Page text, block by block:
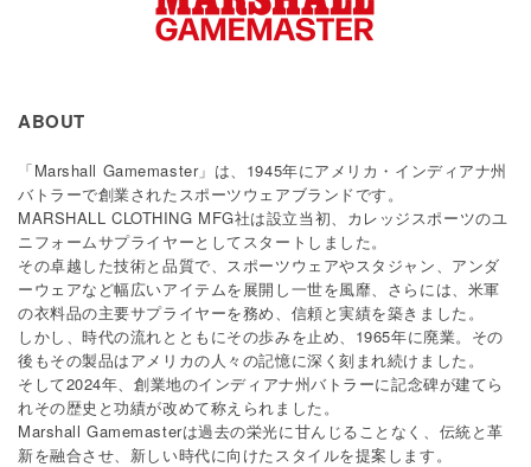
ABOUT
「Marshall Gamemaster」は、1945年にアメリカ・インディアナ州
バトラーで創業されたスポーツウェアブランドです。
MARSHALL CLOTHING MFG社は設立当初、カレッジスポーツのユ
ニフォームサプライヤーとしてスタートしました。
その卓越した技術と品質で、スポーツウェアやスタジャン、アンダ
ーウェアなど幅広いアイテムを展開し一世を風靡、さらには、米軍
の衣料品の主要サプライヤーを務め、信頼と実績を築きました。
しかし、時代の流れとともにその歩みを止め、1965年に廃業。その
後もその製品はアメリカの人々の記憶に深く刻まれ続けました。
そして2024年、創業地のインディアナ州バトラーに記念碑が建てら
れその歴史と功績が改めて称えられました。
Marshall Gamemasterは過去の栄光に甘んじることなく、伝統と革
新を融合させ、新しい時代に向けたスタイルを提案します。